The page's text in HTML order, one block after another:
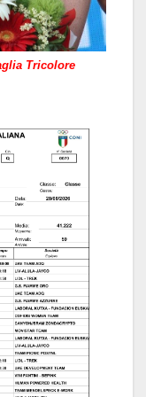
Tricolore